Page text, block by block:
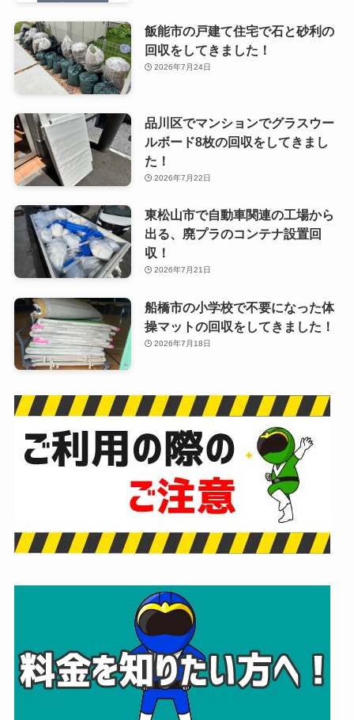
飯能市の戸建て住宅で石と砂利の
回収をしてきました！
2026年7月24日
品川区でマンションでグラスウー
ルボード8枚の回収をしてきまし
た！
2026年7月22日
東松山市で自動車関連の工場から
出る、廃プラのコンテナ設置回
収！
2026年7月21日
船橋市の小学校で不要になった体
操マットの回収をしてきました！
2026年7月18日